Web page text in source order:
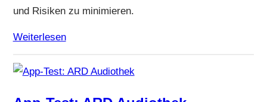
und Risiken zu minimieren.
Weiterlesen